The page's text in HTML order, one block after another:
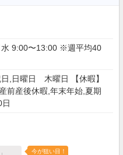
水 9:00〜13:00 ※週平均40
日,日曜日 木曜日 【休暇】
前産後休暇,年末年始,夏期
今が狙い目！